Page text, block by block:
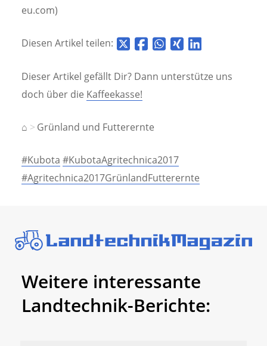
eu.com)
Diesen Artikel teilen:
Dieser Artikel gefällt Dir? Dann unterstütze uns
doch über die Kaffeekasse!
⌂ Grünland und Futterernte
#Kubota #KubotaAgritechnica2017
#Agritechnica2017GrünlandFutterernte
Weitere interessante
Landtechnik-Berichte: